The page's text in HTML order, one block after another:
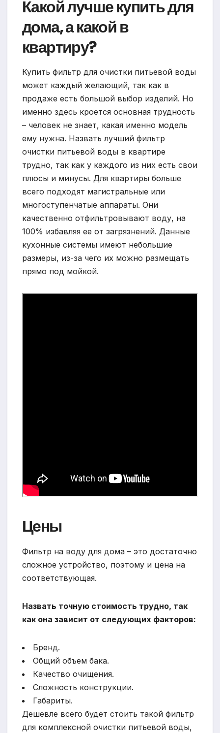
Какой лучше купить для
дома, а какой в
квартиру?
Купить фильтр для очистки питьевой воды
может каждый желающий, так как в
продаже есть большой выбор изделий. Но
именно здесь кроется основная трудность
– человек не знает, какая именно модель
ему нужна. Назвать лучший фильтр
очистки питьевой воды в квартире
трудно, так как у каждого из них есть свои
плюсы и минусы. Для квартиры больше
всего подходят магистральные или
многоступенчатые аппараты. Они
качественно отфильтровывают воду, на
100% избавляя ее от загрязнений. Данные
кухонные системы имеют небольшие
размеры, из-за чего их можно размещать
прямо под мойкой.
Цены
Фильтр на воду для дома – это достаточно
сложное устройство, поэтому и цена на
соответствующая.
Назвать точную стоимость трудно, так
как она зависит от следующих факторов:
Бренд.
Общий объем бака.
Качество очищения.
Сложность конструкции.
Габариты.
Дешевле всего будет стоить такой фильтр
для комплексной очистки питьевой воды,